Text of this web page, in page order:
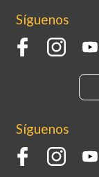
Síguenos
Síguenos